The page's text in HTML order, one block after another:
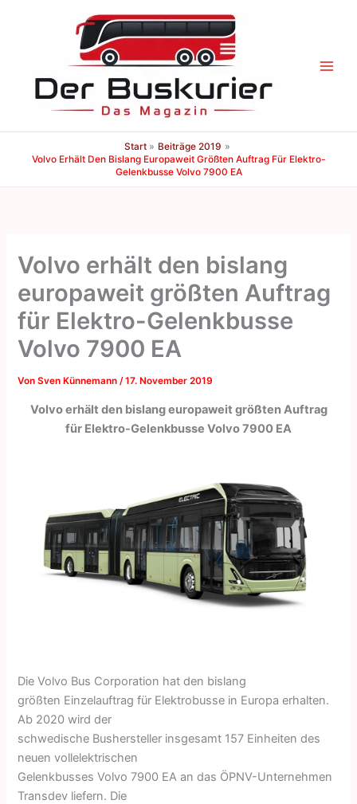
Start
Beiträge 2019
Volvo Erhält Den Bislang Europaweit Größten Auftrag Für Elektro-
Gelenkbusse Volvo 7900 EA
Volvo erhält den bislang
europaweit größten Auftrag
für Elektro-Gelenkbusse
Volvo 7900 EA
VonSven Künnemann/17. November 2019
Volvo erhält den bislang europaweit größten Auftrag
für Elektro-Gelenkbusse Volvo 7900 EA
Die Volvo Bus Corporation hat den bislang
größten Einzelauftrag für Elektrobusse in Europa erhalten.
Ab 2020 wird der
schwedische Bushersteller insgesamt 157 Einheiten des
neuen vollelektrischen
Gelenkbusses Volvo 7900 EA an das ÖPNV-Unternehmen
Transdev liefern. Die